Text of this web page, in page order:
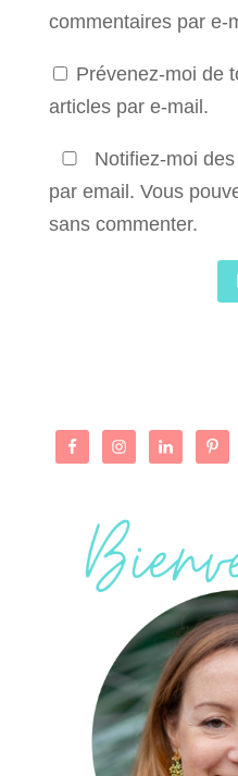
commentaires par e-
Prévenez-moi de
articles par e-mail.
Notifiez-moi
par email. Vous
sans commenter.